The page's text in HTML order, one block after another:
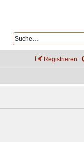
Registrieren